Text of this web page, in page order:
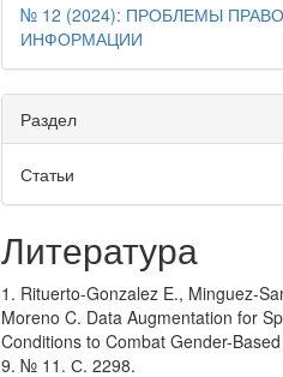
№ 12 (2024): ПРОБЛЕМЫ
ИНФОРМАЦИИ
Раздел
Статьи
Литература
1. Rituerto-Gonzalez E., Minguez-
Moreno C. Data Augmentation for
Conditions to Combat Gender-
9. № 11. С. 2298.